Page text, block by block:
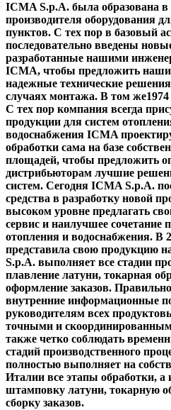
ICMA S.p.A. была образована в
производителя оборудования
пунктов. С тех пор в базовый
последовательно введены
разработанные нашими
ICMA, чтобы предложить
надежные технические
случаях монтажа. В том
С тех пор компания всегда
продукции для систем
водоснабжения ICMA
обработки сама на базе
площадей, чтобы предложить
дистрибьюторам лучшие
систем. Сегодня ICMA S.p.A.
средства в разработку новой
высоком уровне предлагать
сервис и наилучшее сочетание
отопления и водоснабжения. В
представила свою продукцию
S.p.A. выполняет все стадии
плавление латуни, токарная
оформление заказов.
внутренние информационные
руководителям всех
точными и
также четко соблюдать
стадий производственного
полностью выполняет на
Италии все этапы обработки, а
штамповку латуни, токарную
сборку заказов.